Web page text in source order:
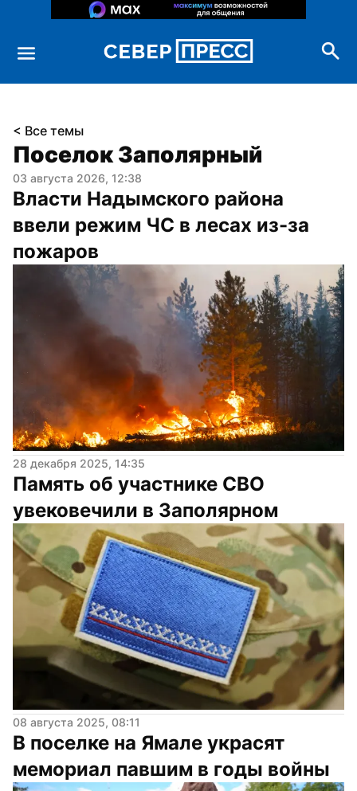
< Все темы
Поселок Заполярный
03 августа 2026, 12:38
Власти Надымского района
ввели режим ЧС в лесах из-за
пожаров
28 декабря 2025, 14:35
Память об участнике СВО
увековечили в Заполярном
08 августа 2025, 08:11
В поселке на Ямале украсят
мемориал павшим в годы войны